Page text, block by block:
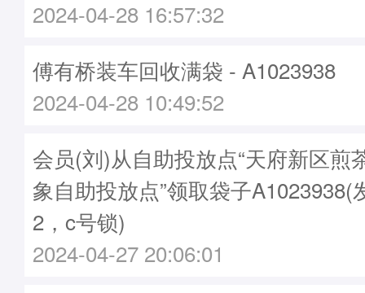
2024-04-28 16:57:32
傅有桥装车回收满袋 - A1023938
2024-04-28 10:49:52
会员(刘)从自助投放点“天府新区煎
象自助投放点”领取袋子A1023938(
2，c号锁)
2024-04-27 20:06:01